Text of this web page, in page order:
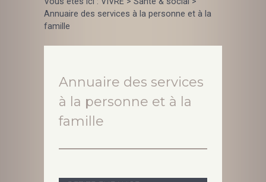
Annuaire des services à la personne et à la
famille
Annuaire des services
à la personne et à la
famille